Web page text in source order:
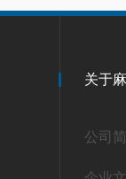
关于
公司